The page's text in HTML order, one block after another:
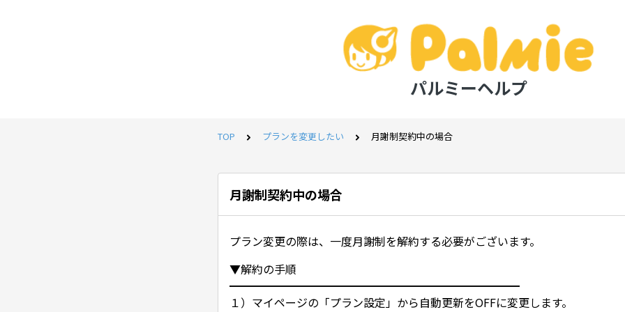
パルミーヘルプ
TOP プランを変更したい 月謝制契約中の場合
月謝制契約中の場合
プラン変更の際は、一度月謝制を解約する必要がございます。
▼解約の手順
━━━━━━━━━━━━━━━━━━━━━━━━━━
１）マイページの「プラン設定」から自動更新をOFFに変更します。